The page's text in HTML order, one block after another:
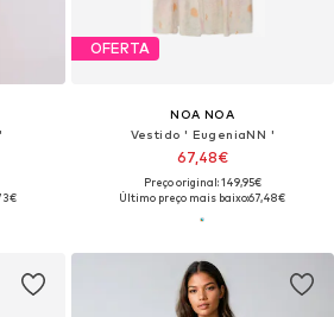
OFERTA
NOA NOA
Vestido ' EugeniaNN '
67,48€
Preço original: 149,95€
Último preço mais baixo:67,48€